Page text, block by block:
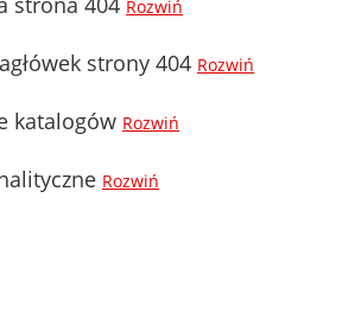
Rozwiń
strony 404 Rozwiń
katalogów Rozwiń
Rozwiń